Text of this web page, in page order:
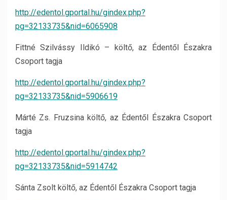
http://edentol.gportal.hu/gindex.php?
pg=32133735&nid=6065908
Fittné Szilvássy Ildikó – költő, az Édentől Északra
Csoport tagja
http://edentol.gportal.hu/gindex.php?
pg=32133735&nid=5906619
Márté Zs. Fruzsina költő, az Édentől Északra Csoport
tagja
http://edentol.gportal.hu/gindex.php?
pg=32133735&nid=5914742
Sánta Zsolt költő, az Édentől Északra Csoport tagja